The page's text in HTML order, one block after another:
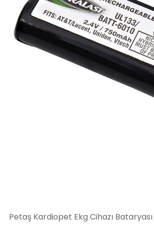
Petaş Kardiopet Ekg Cihazı Bataryası